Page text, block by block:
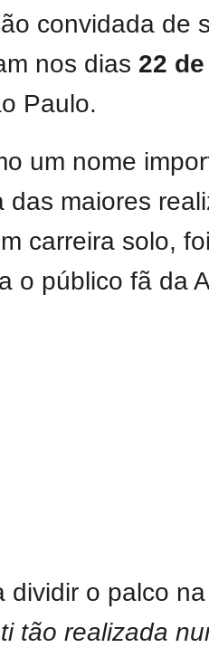
convidada de
nos dias 22
Paulo.
um nome
maiores
carreira solo,
o público fã da
o palco na
tão realizada